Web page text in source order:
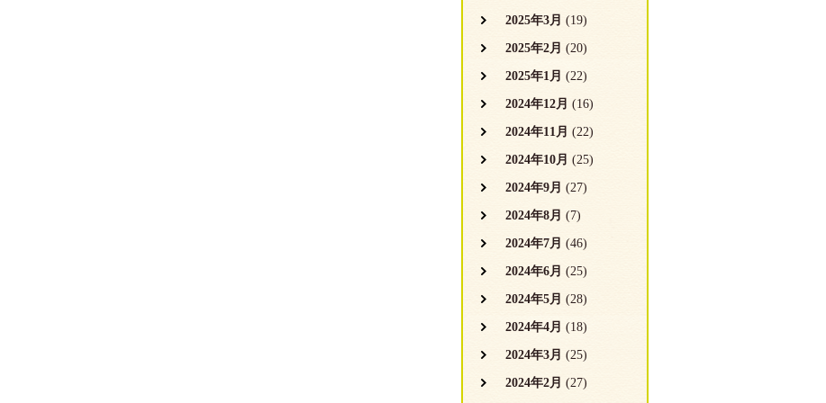
2025年3月 (19)
2025年2月 (20)
2025年1月 (22)
2024年12月 (16)
2024年11月 (22)
2024年10月 (25)
2024年9月 (27)
2024年8月 (7)
2024年7月 (46)
2024年6月 (25)
2024年5月 (28)
2024年4月 (18)
2024年3月 (25)
2024年2月 (27)